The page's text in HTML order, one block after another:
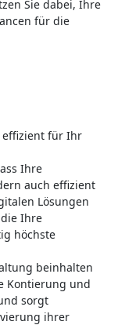
Sie dabei, Ihre
für die
effizient für Ihr
Ihre
auch effizient
Lösungen
Ihre
höchste
beinhalten
Kontierung und
sorgt
ihrer